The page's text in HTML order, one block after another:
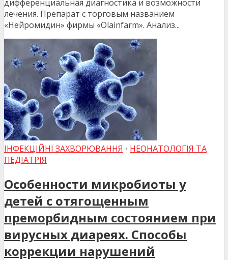
дифференциальная диагностика и возможности
лечения. Препарат с торговым названием
«Нейромидин» фирмы «Olainfarm». Анализ...
ІНФЕКЦІЙНІ ЗАХВОРЮВАННЯ • НЕОНАТОЛОГІЯ ТА
ПЕДІАТРІЯ
Особенности микробиоты у
детей с отягощенным
преморбидным состоянием при
вирусных диареях. Способы
коррекции нарушений